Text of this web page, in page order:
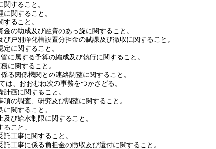
すること。
に関すること。
ること。
金の助成及び融資のあっ旋に関すること。
び戸別浄化槽設置分担金の賦課及び徴収に関すること。
に関すること。
に属する予算の編成及び執行に関すること。
に関すること。
る関係機関との連絡調整に関すること。
は、おおむね次の事務をつかさどる。
画に関すること。
項の調査、研究及び調整に関すること。
関すること。
及び給水制限に関すること。
こと。
託工事に関すること。
託工事に係る負担金の徴収及び還付に関すること。